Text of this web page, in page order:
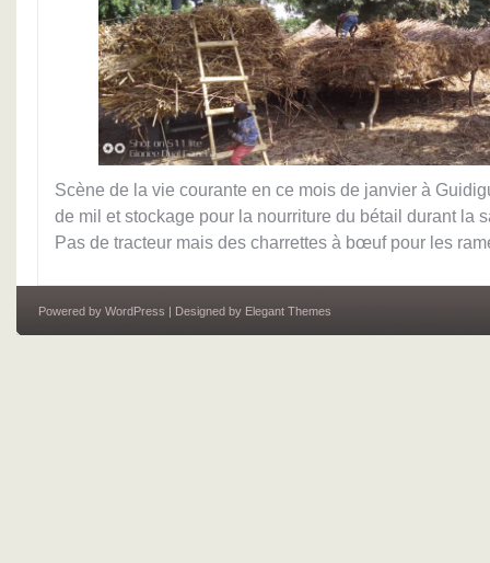
Scène de la vie courante en ce mois de janvier à
de mil et stockage pour la nourriture du bétail durant la
Pas de tracteur mais des charrettes à bœuf pour les
Powered by WordPress | Designed by Elegant Themes